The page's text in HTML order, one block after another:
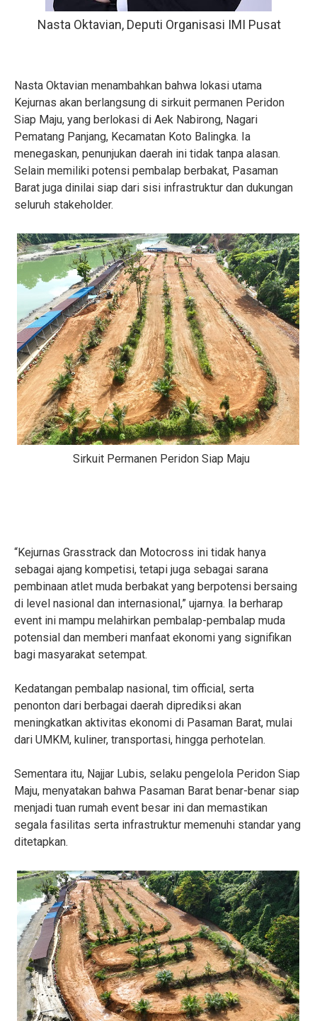
Nasta Oktavian, Deputi Organisasi IMI Pusat
Nasta Oktavian menambahkan bahwa lokasi utama
Kejurnas akan berlangsung di sirkuit permanen Peridon
Siap Maju, yang berlokasi di Aek Nabirong, Nagari
Pematang Panjang, Kecamatan Koto Balingka. Ia
menegaskan, penunjukan daerah ini tidak tanpa alasan.
Selain memiliki potensi pembalap berbakat, Pasaman
Barat juga dinilai siap dari sisi infrastruktur dan dukungan
seluruh stakeholder.
Sirkuit Permanen Peridon Siap Maju
“Kejurnas Grasstrack dan Motocross ini tidak hanya
sebagai ajang kompetisi, tetapi juga sebagai sarana
pembinaan atlet muda berbakat yang berpotensi bersaing
di level nasional dan internasional,” ujarnya. Ia berharap
event ini mampu melahirkan pembalap-pembalap muda
potensial dan memberi manfaat ekonomi yang signifikan
bagi masyarakat setempat.
Kedatangan pembalap nasional, tim official, serta
penonton dari berbagai daerah diprediksi akan
meningkatkan aktivitas ekonomi di Pasaman Barat, mulai
dari UMKM, kuliner, transportasi, hingga perhotelan.
Sementara itu, Najjar Lubis, selaku pengelola Peridon Siap
Maju, menyatakan bahwa Pasaman Barat benar-benar siap
menjadi tuan rumah event besar ini dan memastikan
segala fasilitas serta infrastruktur memenuhi standar yang
ditetapkan.